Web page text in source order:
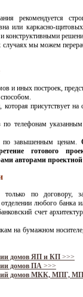
рекомендуется
или каркасно-
конструктивными
случаях мы можем
и иных построек,
присутствует
телефонам
по завышенным ценам.
готового
авторами
только по договору,
любого банка
счет
на бумажном
домов ЯП и КП >>>
домов ПА >>>
домов МКК, МПГ,